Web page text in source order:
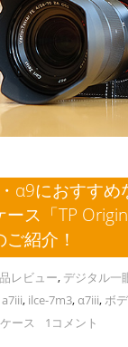
α9におすすめ
ス「TP
紹介！
レビュー, デジタル一
a7iii, ilce-7m3,α7iii, ボ
ース 1コメント